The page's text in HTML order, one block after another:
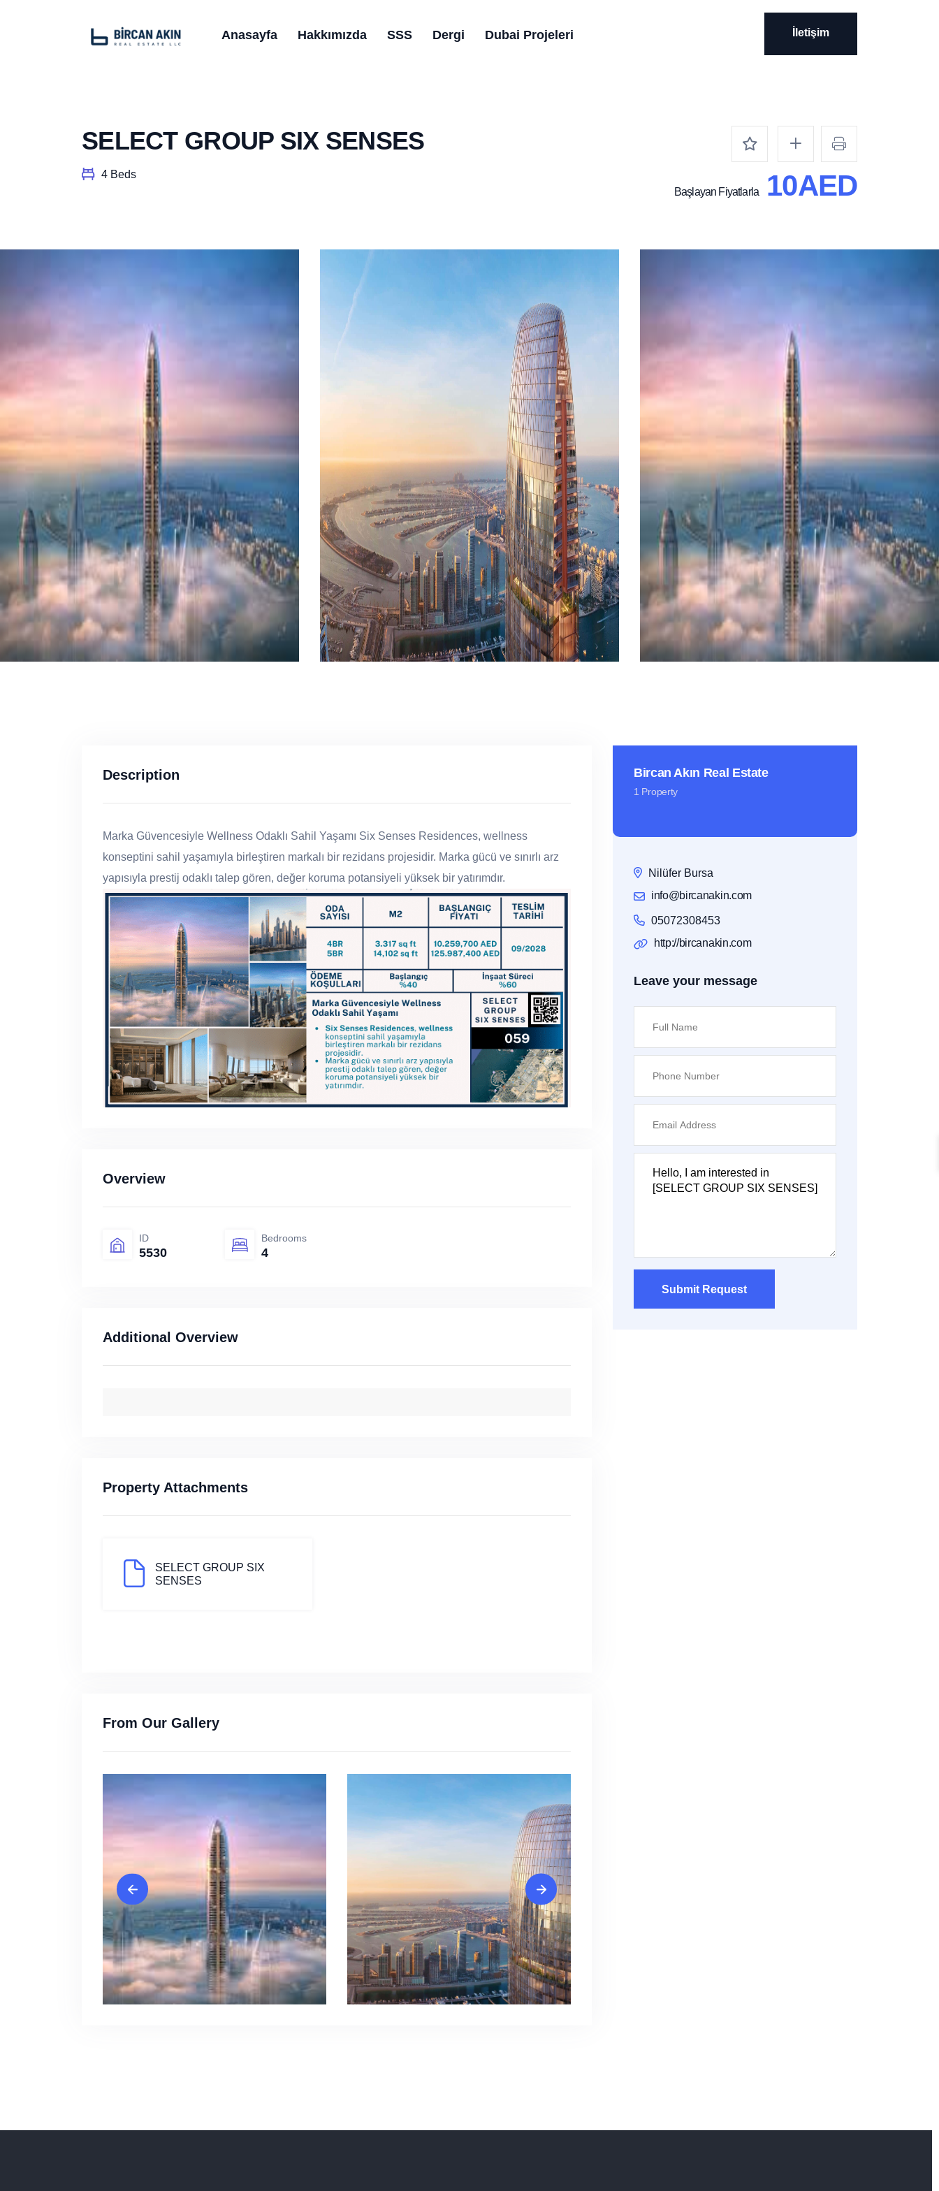
Anasayfa Hakkımızda SSS Dergi Dubai Projeleri
İletişim
SELECT GROUP SIX SENSES
4 Beds
Başlayan Fiyatlarla
10AED
Description
Marka Güvencesiyle Wellness Odaklı Sahil Yaşamı Six Senses Residences, wellness
konseptini sahil yaşamıyla birleştiren markalı bir rezidans projesidir. Marka gücü ve sınırlı arz
yapısıyla prestij odaklı talep gören, değer koruma potansiyeli yüksek bir yatırımdır.
Overview
ID
5530
Bedrooms
4
Additional Overview
Property Attachments
SELECT GROUP SIX
SENSES
From Our Gallery
Bircan Akın Real Estate
1 Property
Nilüfer Bursa
info@bircanakin.com
05072308453
http://bircanakin.com
Leave your message
Submit Request